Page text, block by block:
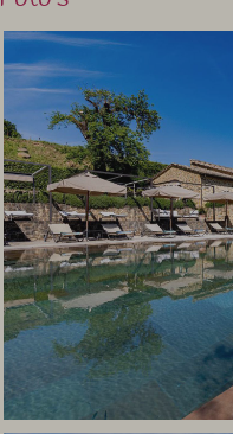
sfeervol ingericht en
Alle appartementen
functioneel (zoals een
Aanrader voor
Dit is een prachtige en
Uit eigen ervaring kan ik
echte Italiaanse leven te
Deze accommodatie is
toeristische zuiden van
goede wijnen!
Persoonlijk geselecteerd en